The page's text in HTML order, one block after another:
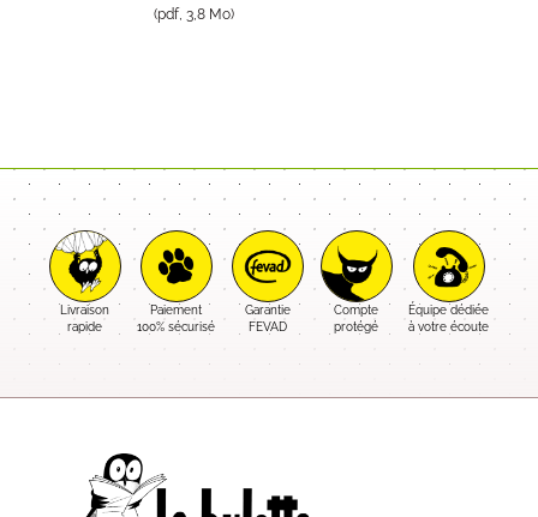
(pdf, 3,8 Mo)
Livraison
rapide
Paiement
100% sécurisé
Garantie
FEVAD
Compte
protégé
Équipe dédiée
à votre écoute